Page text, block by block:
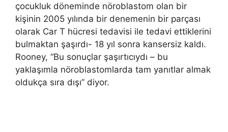
çocukluk döneminde nöroblastom olan bir
kişinin 2005 yılında bir denemenin bir parçası
olarak Car T hücresi tedavisi ile tedavi ettiklerini
bulmaktan şaşırdı- 18 yıl sonra kansersiz kaldı.
Rooney, “Bu sonuçlar şaşırtıcıydı – bu
yaklaşımla nöroblastomlarda tam yanıtlar almak
oldukça sıra dışı” diyor.